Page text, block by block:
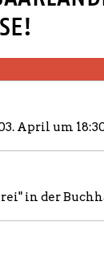
PARTNER
April um
in der